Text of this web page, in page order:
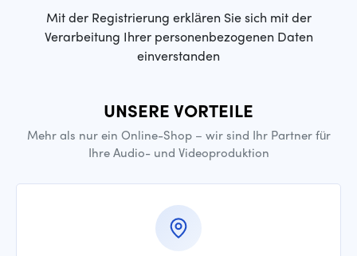
Mit der Registrierung erklären Sie sich mit der
Verarbeitung Ihrer personenbezogenen Daten
einverstanden
UNSERE VORTEILE
Mehr als nur ein Online-Shop – wir sind Ihr Partner für
Ihre Audio- und Videoproduktion